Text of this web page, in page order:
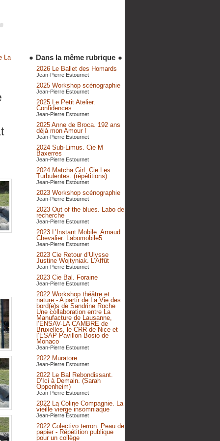
La ● Dans la même rubrique ●
2026 Le Ballet des Homards
Jean-Pierre Estournet
2025 Workshop scénographie
Jean-Pierre Estournet
2025 Le Petit Atelier.
Confidences
Jean-Pierre Estournet
2025 Anne de Broca. 192 ans
déjà mon Amour !
Jean-Pierre Estournet
2024 Sub-Limus. Cie M
Baxerres
Jean-Pierre Estournet
2024 Matcha Girl. Cie Les
Turbulentes. (répétitions)
Jean-Pierre Estournet
2023 Workshop scénographie
Jean-Pierre Estournet
2023 Out of the blues. Labo de
recherche
Jean-Pierre Estournet
2023 L’Instant Mobile. Arnaud
Chevalier. Labomobile5
Jean-Pierre Estournet
2023 Cie Retour d’Ulysse
Justine Wojtyniak. L’Affût
Jean-Pierre Estournet
2023 Cie Bal. Foraine
Jean-Pierre Estournet
2022 Workshop théâtre et
nature - A partir de La Vie des
bord(e)s de Sandrine Roche
Une collaboration entre La
Manufacture de Lausanne,
l’ENSAV-LA CAMBRE de
Bruxelles, le CRR de Nice et
l’ESAP Pavillon Bosio de
Monaco
Jean-Pierre Estournet
2022 Muratore
Jean-Pierre Estournet
2022 Le Bal Rebondissant.
D’Ici à Demain. (Sarah
Oppenheim)
Jean-Pierre Estournet
2022 La Coline Compagnie. La
vieille vierge insomniaque
Jean-Pierre Estournet
2022 Colectivo terron. Peau de
papier - Répétition publique
pour un collège